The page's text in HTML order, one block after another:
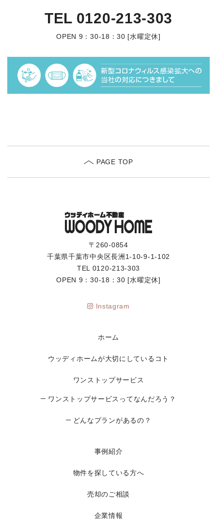
TEL 0120-213-303
OPEN 9：30-18：30 [水曜定休]
PAGE TOP
〒260-0854
千葉県千葉市中央区長洲1-10-9-1-102
TEL 0120-213-303
OPEN 9：30-18：30 [水曜定休]
Instagram
ホーム
ウッディホームが大切にしているコト
ワンストップサービス
ワンストップサービスってなんだろう？
どんなプランがあるの？
事例紹介
物件を探している方へ
売却のご相談
企業情報